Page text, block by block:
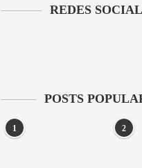
REDES
POSTS
1 2